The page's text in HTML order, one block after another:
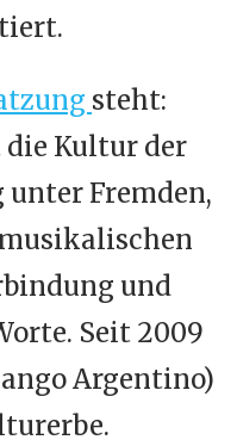
steht:
die Kultur der
Fremden,
und
Seit 2009
Argentino)